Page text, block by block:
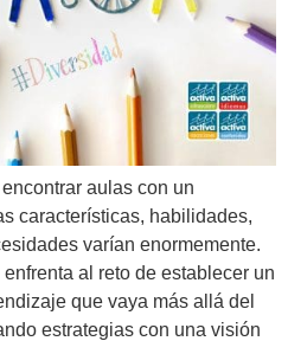
aulas con un
características, habilidades,
varían enormemente.
al reto de establecer un
que vaya más allá del
estrategias con una visión